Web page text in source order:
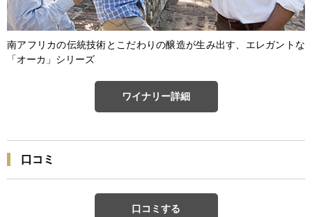
南アフリカの伝統技術とこだわりの醸造が生み出す、エレガントな
「オーカ」シリーズ
ワイナリー詳細
口コミ
口コミする